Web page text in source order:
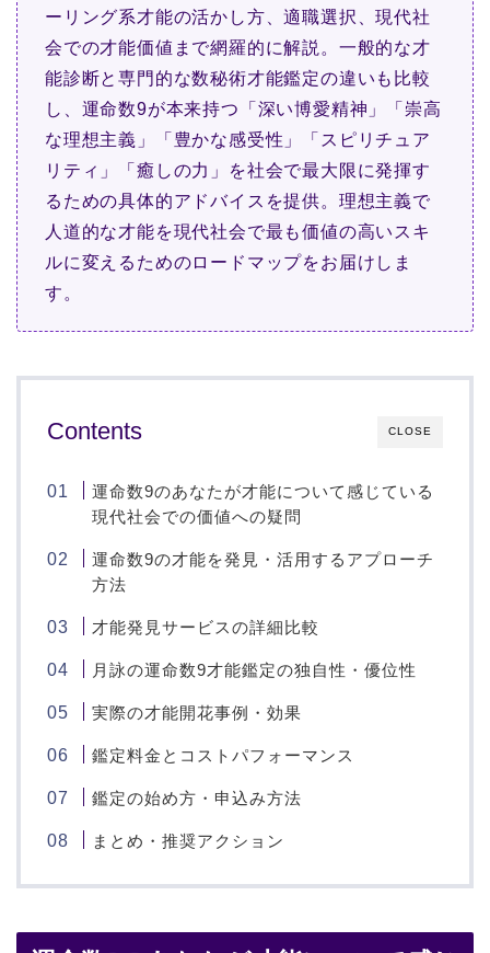
ーリング系才能の活かし方、適職選択、現代社
会での才能価値まで網羅的に解説。一般的な才
能診断と専門的な数秘術才能鑑定の違いも比較
し、運命数9が本来持つ「深い博愛精神」「崇高
な理想主義」「豊かな感受性」「スピリチュア
リティ」「癒しの力」を社会で最大限に発揮す
るための具体的アドバイスを提供。理想主義で
人道的な才能を現代社会で最も価値の高いスキ
ルに変えるためのロードマップをお届けしま
す。
CLOSE
Contents
運命数9のあなたが才能について感じている
現代社会での価値への疑問
運命数9の才能を発見・活用するアプローチ
方法
才能発見サービスの詳細比較
月詠の運命数9才能鑑定の独自性・優位性
実際の才能開花事例・効果
鑑定料金とコストパフォーマンス
鑑定の始め方・申込み方法
まとめ・推奨アクション